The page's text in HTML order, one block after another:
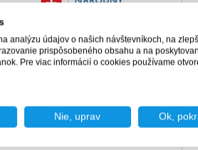
analýzu údajov o našich návštevníkoch, na
prispôsobeného obsahu a na
Pre viac informácií o cookies používame
Nie, uprav Ok,